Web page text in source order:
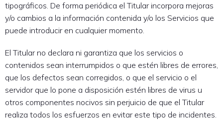
tipográficos. De forma periódica el Titular incorpora mejoras
y/o cambios a la información contenida y/o los Servicios que
puede introducir en cualquier momento.
El Titular no declara ni garantiza que los servicios o
contenidos sean interrumpidos o que estén libres de errores,
que los defectos sean corregidos, o que el servicio o el
servidor que lo pone a disposición estén libres de virus u
otros componentes nocivos sin perjuicio de que el Titular
realiza todos los esfuerzos en evitar este tipo de incidentes.